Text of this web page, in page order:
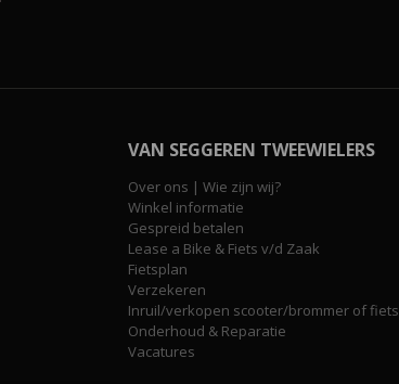
VAN SEGGEREN TWEEWIELERS
Over ons | Wie zijn wij?
Winkel informatie
Gespreid betalen
Lease a Bike & Fiets v/d Zaak
Fietsplan
Verzekeren
Inruil/verkopen scooter/brommer of fiets
Onderhoud & Reparatie
Vacatures